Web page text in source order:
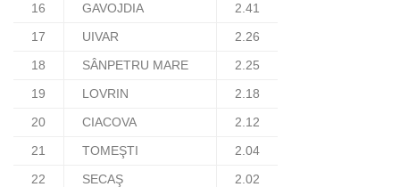
16 GAVOJDIA 2.41
17 UIVAR 2.26
18 SÂNPETRU MARE 2.25
19 LOVRIN 2.18
20 CIACOVA 2.12
21 TOMEŞTI 2.04
22 SECAŞ 2.02